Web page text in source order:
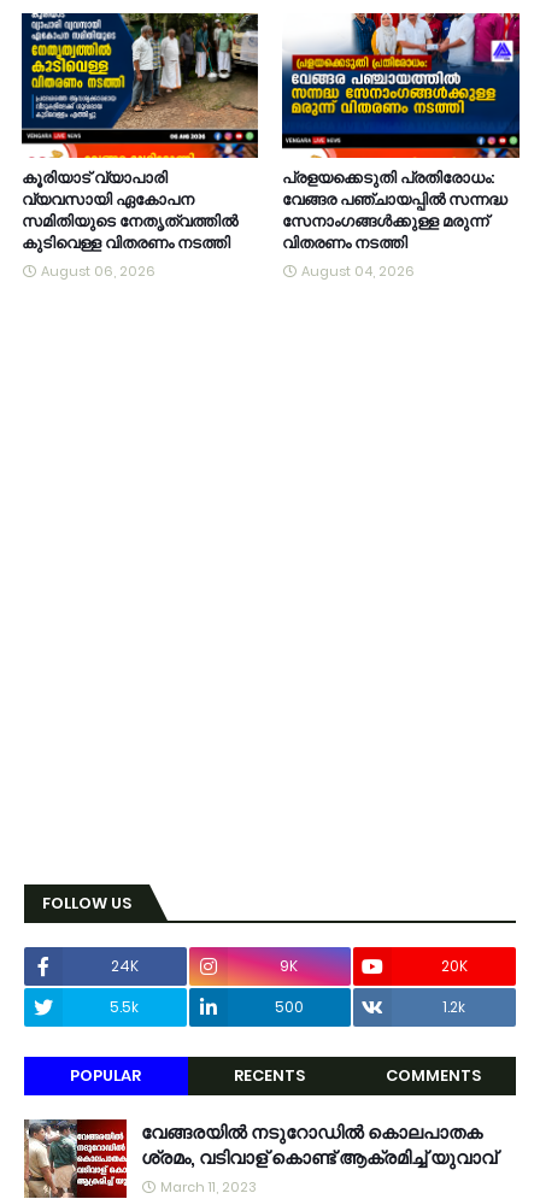
കൂരിയാട് വ്യാപാരി
വ്യവസായി ഏകോപന
സമിതിയുടെ നേതൃത്വത്തിൽ
കുടിവെള്ള വിതരണം നടത്തി
August 06, 2026
പ്രളയക്കെടുതി പ്രതിരോധം:
വേങ്ങര പഞ്ചായപ്പിൽ സന്നദ്ധ
സേനാംഗങ്ങൾക്കുള്ള മരുന്ന്
വിതരണം നടത്തി
August 04, 2026
FOLLOW US
24K 9K
20K
5.5k
500 1.2k
POPULAR RECENTS COMMENTS
വേങ്ങരയിൽ നടുറോഡിൽ കൊലപാതക
ശ്രമം, വടിവാള് കൊണ്ട് ആക്രമിച്ച് യുവാവ്
March 11, 2023